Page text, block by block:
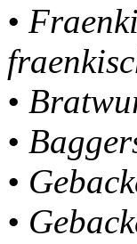
•
•
•
•
•